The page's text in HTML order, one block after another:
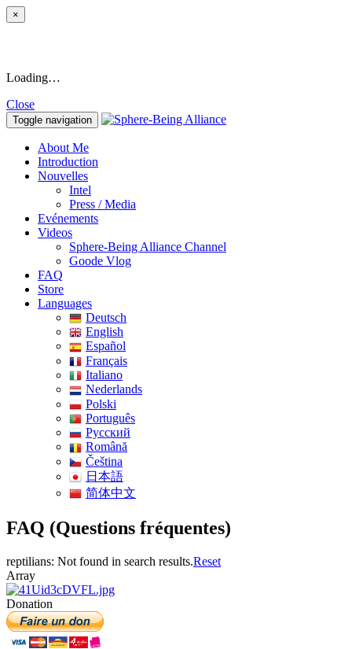
×
Loading…
Close
Toggle navigation
About Me
Introduction
Nouvelles
Intel
Press / Media
Evénements
Videos
Sphere-Being Alliance Channel
Goode Vlog
FAQ
Store
Languages
Deutsch
English
Español
Français
Italiano
Nederlands
Polski
Português
Pусский
Română
Čeština
日本語
简体中文
FAQ (Questions fréquentes)
reptilians: Not found in search results.Reset
Array
Donation